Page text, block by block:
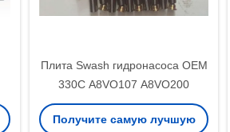
Плита Swash гидронасоса OEM
330C A8VO107 A8VO200
Получите самую лучшую